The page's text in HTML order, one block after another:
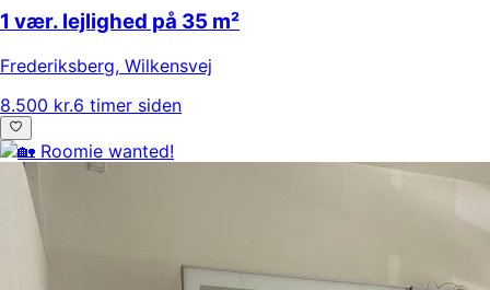
1 vær. lejlighed på 35 m²
Frederiksberg, Wilkensvej
8.500 kr.6 timer siden